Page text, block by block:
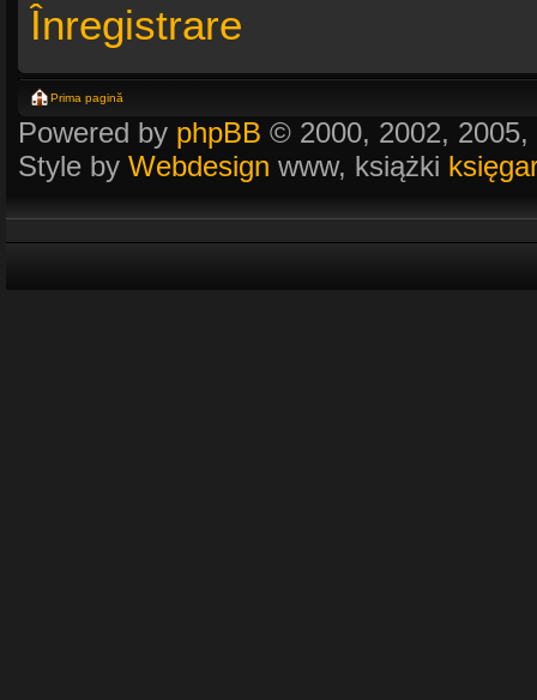
Înregistrare
Prima pagină
Powered by phpBB © 2000, 2002,
Style by Webdesign www, książki